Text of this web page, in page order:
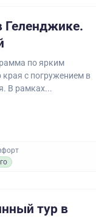
по ярким
с погружением в
В рамках...
тур в